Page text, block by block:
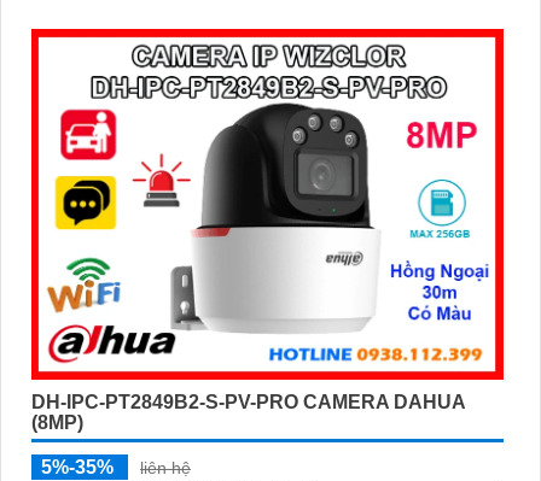
DH-IPC-PT2849B2-S-PV-PRO CAMERA DAHUA
(8MP)
5%-35%
liên hệ